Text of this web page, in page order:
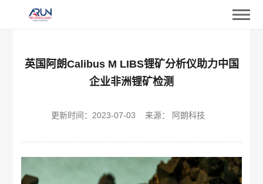
英国阿朗Calibus M LIBS锂矿分析仪助力中国
企业非洲锂矿检测
更新时间： 2023-07-03 来源： 阿朗科技